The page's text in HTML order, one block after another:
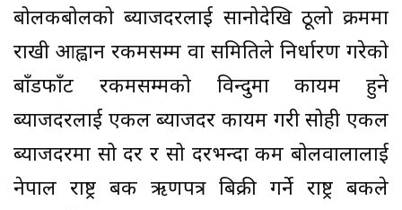
बोलकबोलको ब्याजदरलाई सानोदेखि ठूलो क्रममा
राखी आह्वान रकमसम्म वा समितिले निर्धारण गरेको
बाँडफाँट रकमसम्मको विन्दुमा कायम हुने
ब्याजदरलाई एकल ब्याजदर कायम गरी सोही एकल
ब्याजदरमा सो दर र सो दरभन्दा कम बोलवालालाई
नेपाल राष्ट्र बैंक ऋणपत्र बिक्री गर्ने राष्ट्र बैंकले